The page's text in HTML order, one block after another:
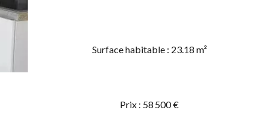
Surface habitable : 23.18 m²
Prix : 58 500 €